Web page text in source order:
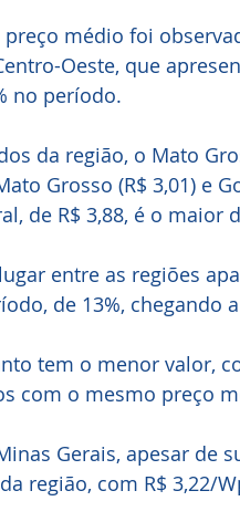
médio foi
Oeste, que
no período.
da região, o Mato
Grosso (R$ 3,01) e
de R$ 3,88, é o maior
entre as regiões
de 13%, chegando
com o mesmo preço
Gerais, apesar de
região, com R$ 3,22/